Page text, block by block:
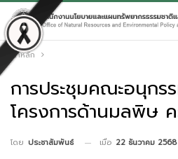
หน้าหลัก
การประชุมคณะอนุกร
โครงการด้านมลพิษ
โดย ประชาสัมพันธ์ เมื่อ 22 ธันวาคม 2568